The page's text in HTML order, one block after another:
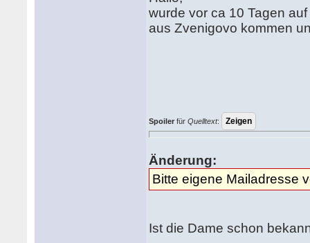
wurde vor ca 10 Tagen
aus Zvenigovo kommen
Spoiler fürQuelltext:
Änderung:
Bitte eigene Mailadresse
Ist die Dame schon